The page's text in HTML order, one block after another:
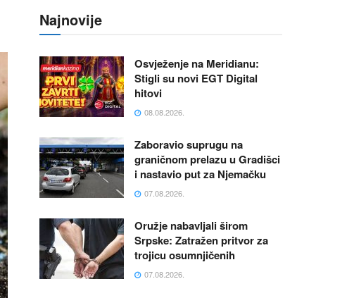
Najnovije
Osvježenje na Meridianu:
Stigli su novi EGT Digital
hitovi
08.08.2026.
Zaboravio suprugu na
graničnom prelazu u Gradišci
i nastavio put za Njemačku
07.08.2026.
Oružje nabavljali širom
Srpske: Zatražen pritvor za
trojicu osumnjičenih
07.08.2026.